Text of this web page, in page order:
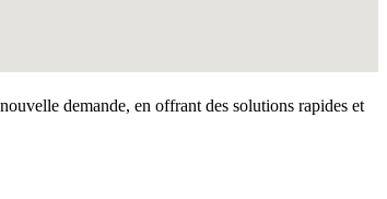
demande, en offrant des solutions rapides et